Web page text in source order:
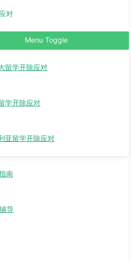
对
Menu Toggle
留学开除应对
学开除应对
亚留学开除应对
南
导